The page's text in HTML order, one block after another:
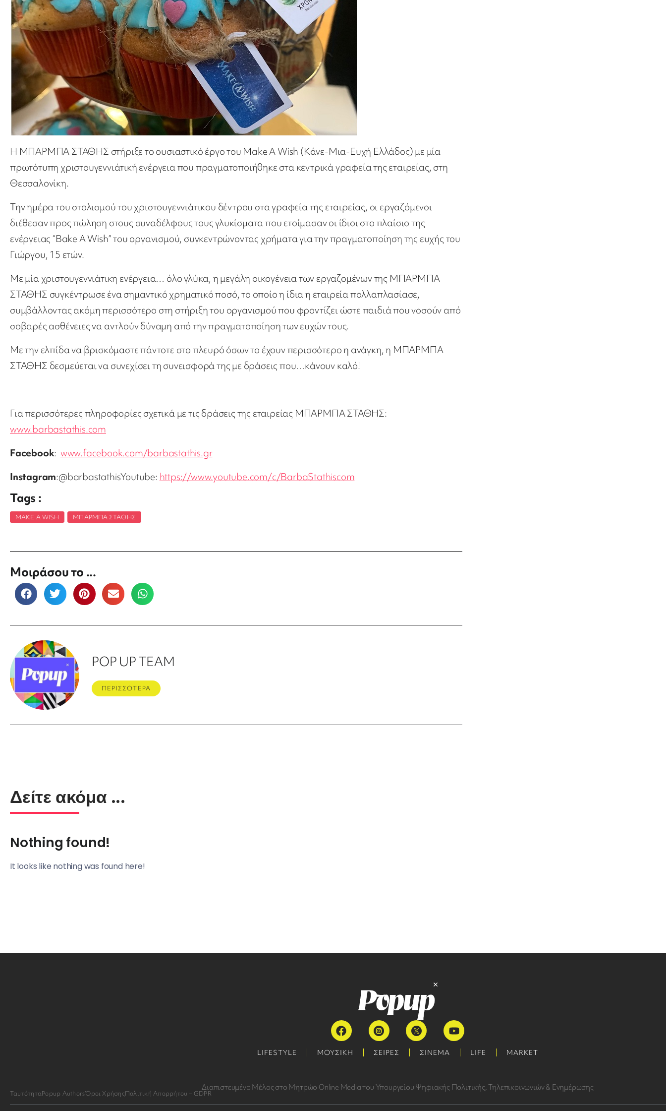
H ΜΠΑΡΜΠΑ ΣΤΑΘΗΣ στήριξε το ουσιαστικό έργο του Make A Wish (Κάνε-Μια-Ευχή Ελλάδος) με μία
πρωτότυπη χριστουγεννιάτική ενέργεια που πραγματοποιήθηκε στα κεντρικά γραφεία της εταιρείας, στη
Θεσσαλονίκη.
Την ημέρα του στολισμού του χριστουγεννιάτικου δέντρου στα γραφεία της εταιρείας, οι εργαζόμενοι
διέθεσαν προς πώληση στους συναδέλφους τους γλυκίσματα που ετοίμασαν οι ίδιοι στο πλαίσιο της
ενέργειας “Bake A Wish” του οργανισμού, συγκεντρώνοντας χρήματα για την πραγματοποίηση της ευχής του
Γιώργου, 15 ετών.
Με μία χριστουγεννιάτικη ενέργεια… όλο γλύκα, η μεγάλη οικογένεια των εργαζομένων της ΜΠΑΡΜΠΑ
ΣΤΑΘΗΣ συγκέντρωσε ένα σημαντικό χρηματικό ποσό, το οποίο η ίδια η εταιρεία πολλαπλασίασε,
συμβάλλοντας ακόμη περισσότερο στη στήριξη του οργανισμού που φροντίζει ώστε παιδιά που νοσούν από
σοβαρές ασθένειες να αντλούν δύναμη από την πραγματοποίηση των ευχών τους.
Με την ελπίδα να βρισκόμαστε πάντοτε στο πλευρό όσων το έχουν περισσότερο η ανάγκη, η ΜΠΑΡΜΠΑ
ΣΤΑΘΗΣ δεσμεύεται να συνεχίσει τη συνεισφορά της με δράσεις που…κάνουν καλό!
Για περισσότερες πληροφορίες σχετικά με τις δράσεις της εταιρείας ΜΠΑΡΜΠΑ ΣΤΑΘΗΣ:
www.barbastathis.com
Facebook: www.facebook.com/barbastathis.gr
Instagram:@barbastathisYoutube: https://www.youtube.com/c/BarbaStathiscom
Tags :
MAKE A WISH ΜΠΆΡΜΠΑ ΣΤΆΘΗΣ
Μοιράσου το ...
POP UP TEAM
ΠΕΡΙΣΣΟΤΕΡΑ
Δείτε ακόμα ...
Nothing found!
It looks like nothing was found here!
LIFESTYLE ΜΟΥΣΙΚΗ ΣΕΙΡΕΣ ΣΙΝΕΜΑ LIFE MARKET
Διαπιστευμένο Μέλος στο Μητρώο Online Media του Υπουργείου Ψηφιακής Πολιτικής, Τηλεπικοινωνιών & Ενημέρωσης
ΤαυτότηταPopup AuthorsΌροι ΧρήσηςΠολιτική Απορρήτου – GDPR